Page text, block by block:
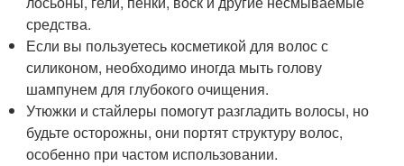
средства.
Если вы пользуетесь косметикой для волос с
силиконом, необходимо иногда мыть голову
шампунем для глубокого очищения.
Утюжки и стайлеры помогут разгладить волосы, но
будьте осторожны, они портят структуру волос,
особенно при частом использовании.